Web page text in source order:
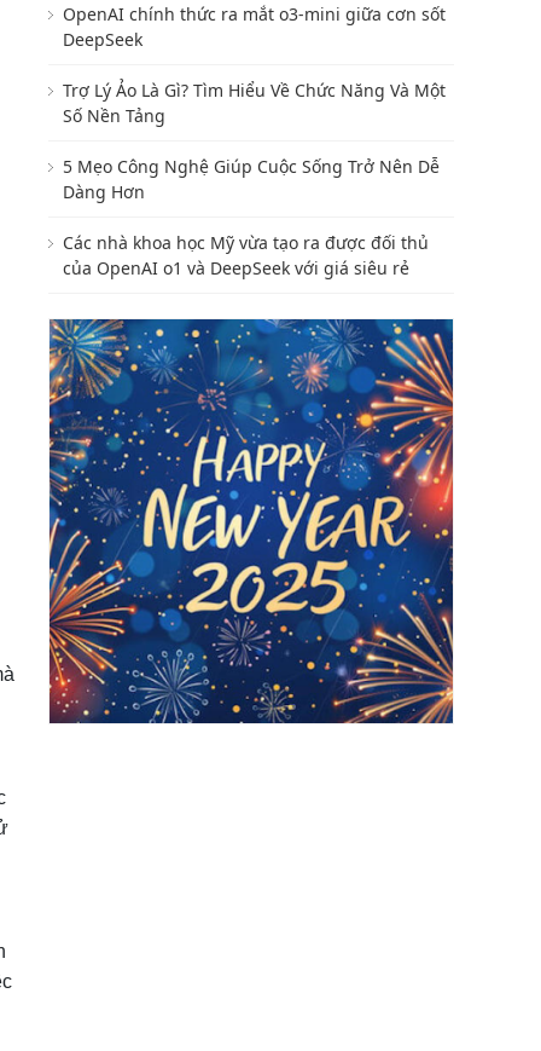
OpenAI chính thức ra mắt o3-mini giữa cơn sốt
DeepSeek
Trợ Lý Ảo Là Gì? Tìm Hiểu Về Chức Năng Và Một
Số Nền Tảng
5 Mẹo Công Nghệ Giúp Cuộc Sống Trở Nên Dễ
Dàng Hơn
Các nhà khoa học Mỹ vừa tạo ra được đối thủ
của OpenAI o1 và DeepSeek với giá siêu rẻ